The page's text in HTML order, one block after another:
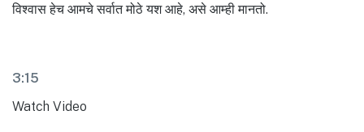
विश्वास हेच आमचे सर्वात मोठे यश आहे, असे आम्ही मानतो.
3:15
Watch Video